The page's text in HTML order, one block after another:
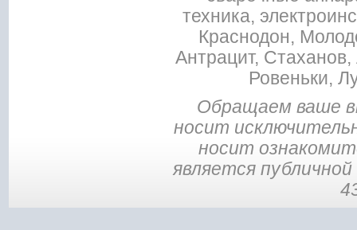
техника,
Краснодон,
Антрацит,
Ровеньки,
Обращаем ваше
носит
носит
является